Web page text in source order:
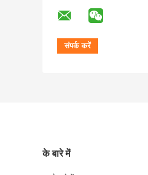
के बारे में